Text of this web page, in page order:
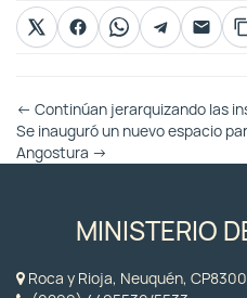
Otras
Entradas
← Continúan jerarquizando las
Se inauguró un nuevo espacio
Angostura →
MINISTERIO
Roca y Rioja, Neuquén, CP8300